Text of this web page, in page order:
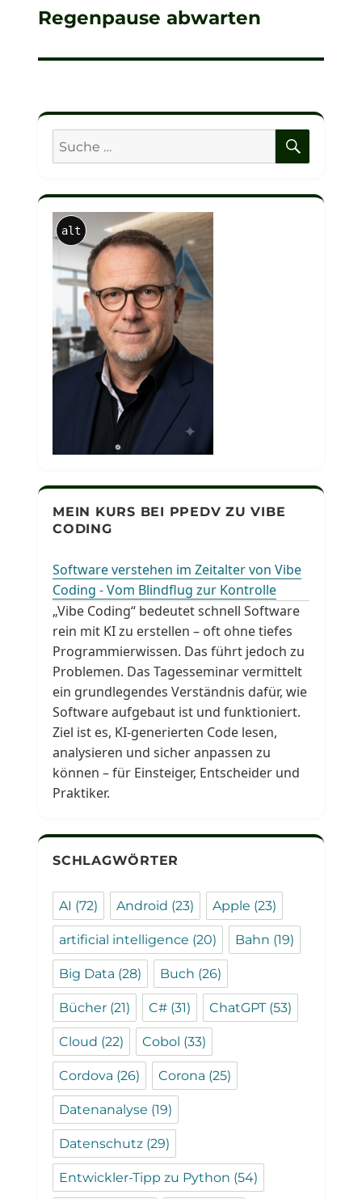
Nächster
Regenpause abwarten
Suche
nach:
alt
MEIN KURS BEI PPEDV ZU VIBE
CODING
Software verstehen im Zeitalter von Vibe
Coding - Vom Blindflug zur Kontrolle
„Vibe Coding“ bedeutet schnell Software
rein mit KI zu erstellen – oft ohne tiefes
Programmierwissen. Das führt jedoch zu
Problemen. Das Tagesseminar vermittelt
ein grundlegendes Verständnis dafür, wie
Software aufgebaut ist und funktioniert.
Ziel ist es, KI-generierten Code lesen,
analysieren und sicher anpassen zu
können – für Einsteiger, Entscheider und
Praktiker.
SCHLAGWÖRTER
AI (72) Android (23) Apple (23)
artificial intelligence (20) Bahn (19)
Big Data (28) Buch (26)
Bücher (21) C# (31) ChatGPT(53)
Cloud (22) Cobol (33)
Cordova (26) Corona (25)
Datenanalyse (19)
Datenschutz (29)
Entwickler-Tipp zu Python (54)